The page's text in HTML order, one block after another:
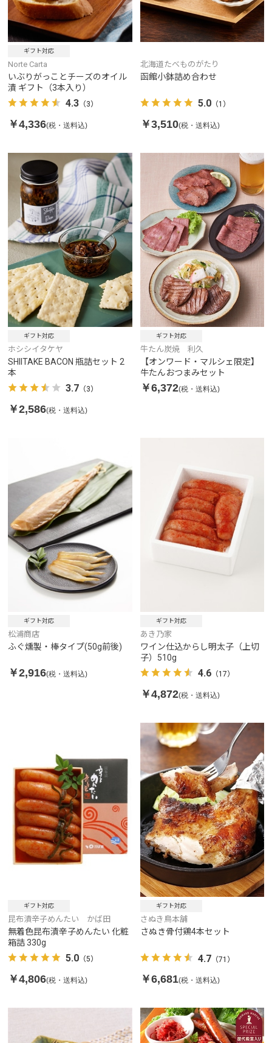
ギフト対応
Norte Carta
いぶりがっことチーズのオイル
漬 ギフト（3本入り）
4.3 （3）
￥4,336(税・送料込)
北海道たべものがたり
函館小鉢詰め合わせ
5.0（1）
￥3,510(税・送料込)
ギフト対応
ホシシイタケヤ
SHIITAKE BACON 瓶詰セット 2
本
3.7 （3）
￥2,586(税・送料込)
ギフト対応
牛たん炭焼 利久
【オンワード・マルシェ限定】
牛たんおつまみセット
￥6,372(税・送料込)
ギフト対応
松浦商店
ふぐ燻製・棒タイプ(50g前後)
￥2,916(税・送料込)
ギフト対応
あき乃家
ワイン仕込からし明太子（上切
子）510g
4.6（17）
￥4,872(税・送料込)
ギフト対応
昆布漬辛子めんたい かば田
無着色昆布漬辛子めんたい 化粧
箱詰 330g
5.0 （5）
￥4,806(税・送料込)
ギフト対応
さぬき鳥本舗
さぬき骨付鶏4本セット
4.7（71）
￥6,681(税・送料込)